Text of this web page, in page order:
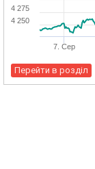
7. Сер
4 250
4 275
Перейти в розділ